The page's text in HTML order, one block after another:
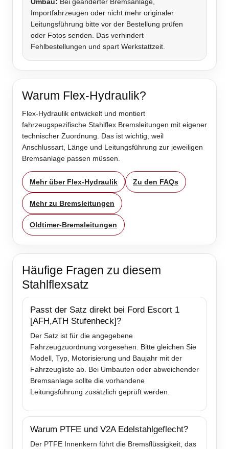
Importfahrzeugen oder nicht mehr originaler
Leitungsführung bitte vor der Bestellung prüfen
oder Fotos senden. Das verhindert
Fehlbestellungen und spart Werkstattzeit.
Warum Flex-Hydraulik?
Flex-Hydraulik entwickelt und montiert
fahrzeugspezifische Stahlflex Bremsleitungen mit eigener
technischer Zuordnung. Das ist wichtig, weil
Anschlussart, Länge und Leitungsführung zur jeweiligen
Bremsanlage passen müssen.
Mehr über Flex-Hydraulik Zu den FAQs
Mehr zu Bremsleitungen
Oldtimer-Bremsleitungen
Häufige Fragen zu diesem
Stahlflexsatz
Passt der Satz direkt bei Ford Escort 1
[AFH,ATH Stufenheck]?
Der Satz ist für die angegebene
Fahrzeugzuordnung vorgesehen. Bitte gleichen Sie
Modell, Typ, Motorisierung und Baujahr mit der
Fahrzeugliste ab. Bei Umbauten oder abweichender
Bremsanlage sollte die vorhandene
Leitungsführung zusätzlich geprüft werden.
Warum PTFE und V2A Edelstahlgeflecht?
Der PTFE Innenkern führt die Bremsflüssigkeit, das